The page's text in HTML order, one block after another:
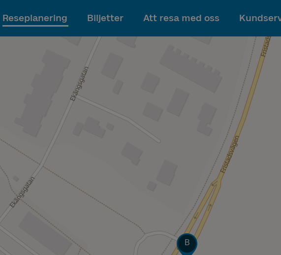
Till innehållet
Reseplanering Biljetter Att resa med oss
Läge
B